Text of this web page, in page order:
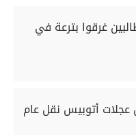
غرقوا بترعة في
أتوبيس نقل عام